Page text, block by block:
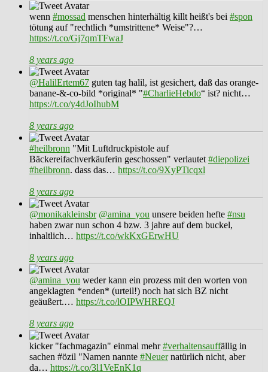
wenn #mossad menschen hinterhältig killt heißt's bei #spon
tötung auf "rechtlich *umstrittene* Weise"?…
https://t.co/Gj7qmTFwaJ
8 years ago
@HalilErtem67 guten tag halil, ist gesichert, daß das orange-
banane-&-co-bild *original* "#CharlieHebdo“ ist? nicht…
https://t.co/y4dJoIhubM
8 years ago
#heilbronn "Mit Luftdruckpistole auf
Bäckereifachverkäuferin geschossen" verlautet #diepolizei
#heilbronn. dass das… https://t.co/9XyPTicqxl
8 years ago
@monikakleinsbr @amina_you unsere beiden hefte #nsu
haben zwar nun schon 4 bzw. 3 jahre auf dem buckel,
inhaltlich… https://t.co/wkKxGErwHU
8 years ago
@amina_you weder kann ein prozess mit den worten von
angeklagten *enden* (urteil!) noch hat sich BZ nicht
geäußert.… https://t.co/lOIPWHREQJ
8 years ago
kicker "fachmagazin" einmal mehr#verhaltensauffällig in
sachen #özil "Namen nannte #Neuernatürlich nicht, aber
da… https://t.co/3l1VeEnK1q